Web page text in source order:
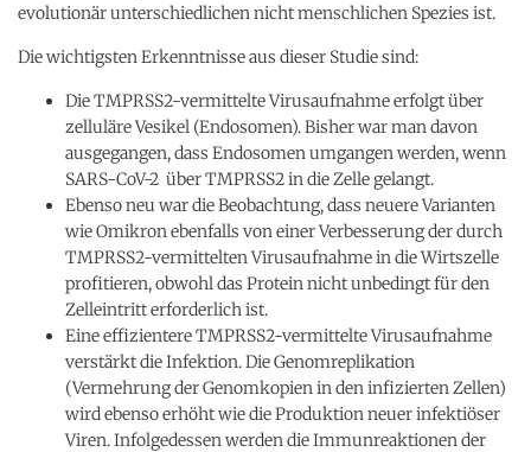
evolutionär unterschiedlichen nicht menschlichen Spezies ist.
Die wichtigsten Erkenntnisse aus dieser Studie sind:
Die TMPRSS2-vermittelte Virusaufnahme erfolgt über
zelluläre Vesikel (Endosomen). Bisher war man davon
ausgegangen, dass Endosomen umgangen werden, wenn
SARS-CoV-2 über TMPRSS2 in die Zelle gelangt.
Ebenso neu war die Beobachtung, dass neuere Varianten
wie Omikron ebenfalls von einer Verbesserung der durch
TMPRSS2-vermittelten Virusaufnahme in die Wirtszelle
profitieren, obwohl das Protein nicht unbedingt für den
Zelleintritt erforderlich ist.
Eine effizientere TMPRSS2-vermittelte Virusaufnahme
verstärkt die Infektion. Die Genomreplikation
(Vermehrung der Genomkopien in den infizierten Zellen)
wird ebenso erhöht wie die Produktion neuer infektiöser
Viren. Infolgedessen werden die Immunreaktionen der